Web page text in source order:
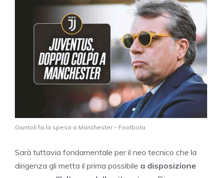
Giuntoli fa la spesa a Manchester – Footbola
Sarà tuttavia fondamentale per il neo tecnico che la
dirigenza gli metta il prima possibile a disposizione